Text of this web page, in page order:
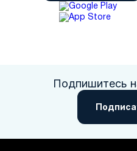
Подпишитесь